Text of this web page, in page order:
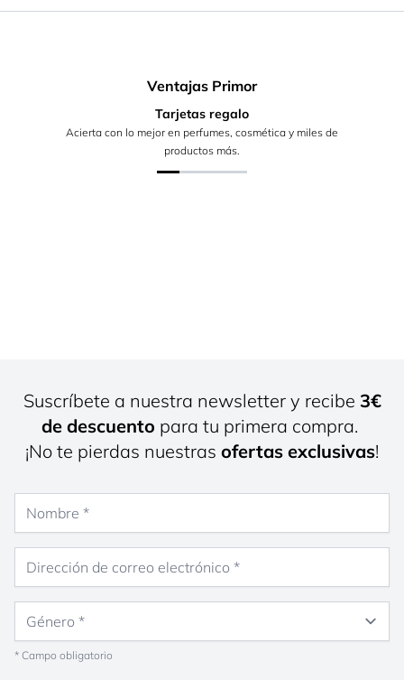
Ventajas Primor
Tarjetas regalo
Acierta con lo mejor en perfumes, cosmética y miles de
productos más.
Suscríbete a nuestra newsletter y recibe 3€
de descuento para tu primera compra.
¡No te pierdas nuestras ofertas exclusivas!
* Campo obligatorio